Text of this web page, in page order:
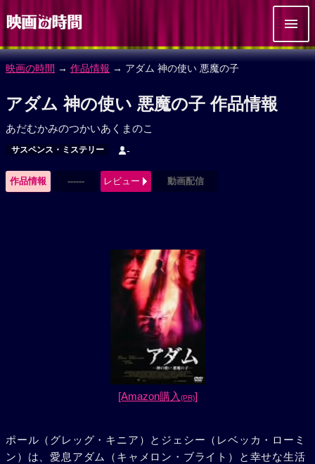
映画の時間 → 作品情報 → アダム 神の使い 悪魔の子
アダム 神の使い 悪魔の子 作品情報
あだむかみのつかいあくまのこ
サスペンス・ミステリー -
作品情報 ------ レビュー 動画配信
[Amazon購入 (PR)]
ポール（グレッグ・キニア）とジェシー（レベッカ・ローミ
ン）は、愛息アダム（キャメロン・ブライト）と幸せな生活